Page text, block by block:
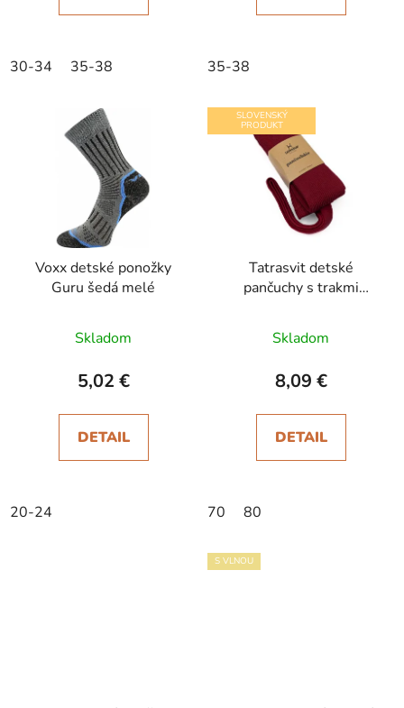
30-34 35-38 35-38
Voxx detské ponožky
Guru šedá melé
Skladom
5,02 €
DETAIL
20-24
SLOVENSKÝ
PRODUKT
Tatrasvit detské
pančuchy s trakmi
Skladom
8,09 €
DETAIL
70 80
S VLNOU